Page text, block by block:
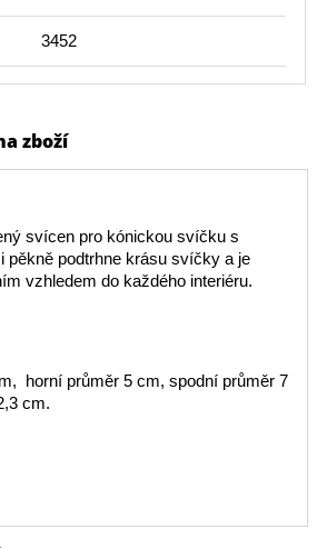
3452
zboží
svícen pro kónickou svíčku s
pěkně podtrhne krásu svíčky a je
vzhledem do každého interiéru.
horní průměr 5 cm, spodní průměr 7
cm.